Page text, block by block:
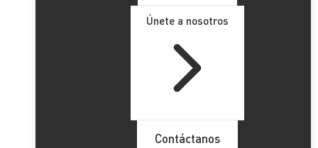
Únete a nosotros
Contáctanos